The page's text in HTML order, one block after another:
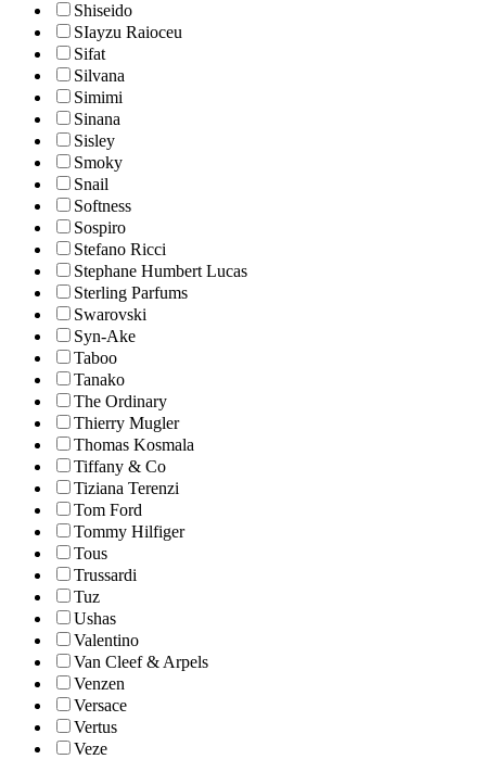
Shiseido
SIayzu Raioceu
Sifat
Silvana
Simimi
Sinana
Sisley
Smoky
Snail
Softness
Sospiro
Stefano Ricci
Stephane Humbert Lucas
Sterling Parfums
Swarovski
Syn-Ake
Taboo
Tanako
The Ordinary
Thierry Mugler
Thomas Kosmala
Tiffany & Co
Tiziana Terenzi
Tom Ford
Tommy Hilfiger
Tous
Trussardi
Tuz
Ushas
Valentino
Van Cleef & Arpels
Venzen
Versace
Vertus
Veze